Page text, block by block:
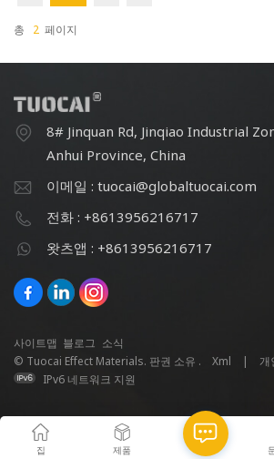
총 2 페이지
8# Jinquan Rd, Jinqiao Industrial
Anhui Province, China
이메일 : tuocai@globaltuocai.com
전화 : +8613956216717
왓츠앱 : +8613956216717
사이트맵 블로그 소식
© Tuocai Effect Materials. 판권 소유 .
Xml |
개
IPv6 네트워크 지원
집 제품